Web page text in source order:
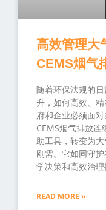
高效管理大
CEMS烟气
随着环保法规的
升，如何高效、
府和企业必须面
CEMS烟气排放
助工具，转变为
刚需。它如同守
学决策和高效治理
READ MORE »